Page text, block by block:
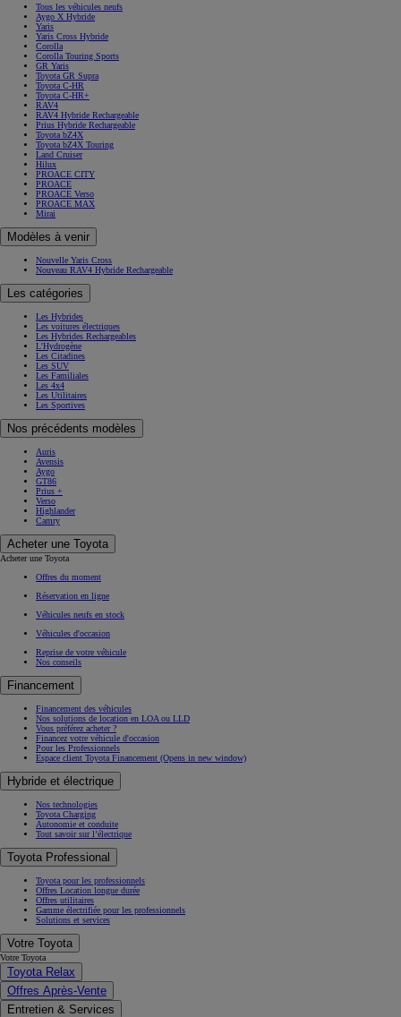
Tous les véhicules neufs
Aygo X Hybride
Yaris
Yaris Cross Hybride
Corolla
Corolla Touring Sports
GR Yaris
Toyota GR Supra
Toyota C-HR
Toyota C-HR+
RAV4
RAV4 Hybride Rechargeable
Prius Hybride Rechargeable
Toyota bZ4X
Toyota bZ4X Touring
Land Cruiser
Hilux
PROACE CITY
PROACE
PROACE Verso
PROACE MAX
Mirai
Modèles à venir
Nouvelle Yaris Cross
Nouveau RAV4 Hybride Rechargeable
Les catégories
Les Hybrides
Les voitures électriques
Les Hybrides Rechargeables
L'Hydrogène
Les Citadines
Les SUV
Les Familiales
Les 4x4
Les Utilitaires
Les Sportives
Nos précédents modèles
Auris
Avensis
Aygo
GT86
Prius +
Verso
Highlander
Camry
Acheter une Toyota
Acheter une Toyota
Offres du moment
Réservation en ligne
Véhicules neufs en stock
Véhicules d'occasion
Reprise de votre véhicule
Nos conseils
Financement
Financement des véhicules
Nos solutions de location en LOA ou LLD
Vous préférez acheter ?
Financez votre véhicule d'occasion
Pour les Professionnels
Espace client Toyota Financement (Opens in new window)
Hybride et électrique
Nos technologies
Toyota Charging
Autonomie et conduite
Tout savoir sur l’électrique
Toyota Professional
Toyota pour les professionnels
Offres Location longue durée
Offres utilitaires
Gamme électrifiée pour les professionnels
Solutions et services
Votre Toyota
Votre Toyota
Toyota Relax
Offres Après-Vente
Entretien & Services